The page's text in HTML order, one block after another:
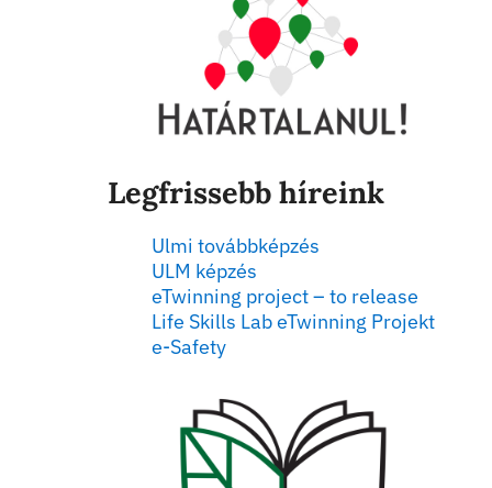
Legfrissebb híreink
Ulmi továbbképzés
ULM képzés
eTwinning project – to release
Life Skills Lab eTwinning Projekt
e-Safety